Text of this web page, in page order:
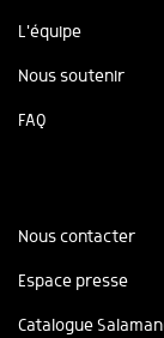
L'équipe
Nous soutenir
FAQ
Nous contacter
Espace presse
Catalogue